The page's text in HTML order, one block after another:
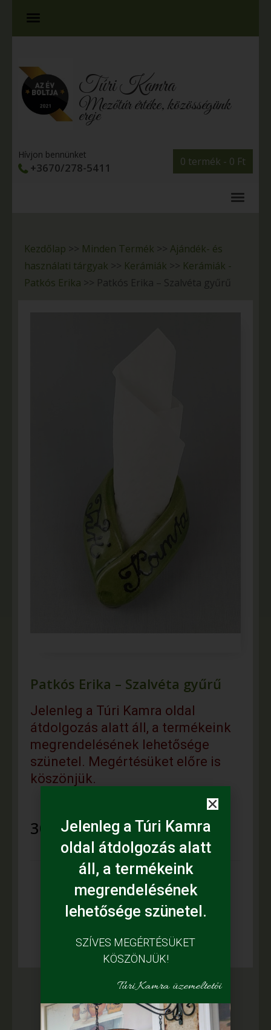
Túri Kamra
Mezőtúr értéke, közösségünk
ereje
0 termék - 0 Ft
Hívjon bennünket
+3670/278-5411
Kezdőlap >> Minden Termék >> Ajándék- és
használati tárgyak >> Kerámiák >> Kerámiák -
Patkós Erika >> Patkós Erika – Szalvéta gyűrű
Patkós Erika – Szalvéta gyűrű
Jelenleg a Túri Kamra oldal
átdolgozás alatt áll, a termékeink
megrendelésének lehetősége
szünetel. Megértésüket előre is
köszönjük.
300Ft
Leírás
Készítő: Patkós Erika
Jelenleg a Túri Kamra
oldal átdolgozás alatt
áll, a termékeink
megrendelésének
lehetősége szünetel.
SZÍVES MEGÉRTÉSÜKET
KÖSZÖNJÜK!
Túri Kamra üzemeltetői